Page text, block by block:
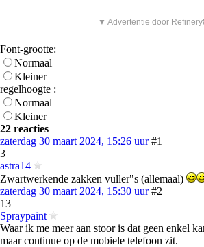
▼ Advertentie door
Font-grootte:
Normaal
Kleiner
regelhoogte :
Normaal
Kleiner
22 reacties
zaterdag 30 maart 2024, 15:26 uur #1
3
astra14
Zwartwerkende zakken vuller"s (allemaal)
zaterdag 30 maart 2024, 15:30 uur #2
13
Spraypaint
Waar ik me meer aan stoor is dat geen enkel
maar continue op de mobiele telefoon zit.